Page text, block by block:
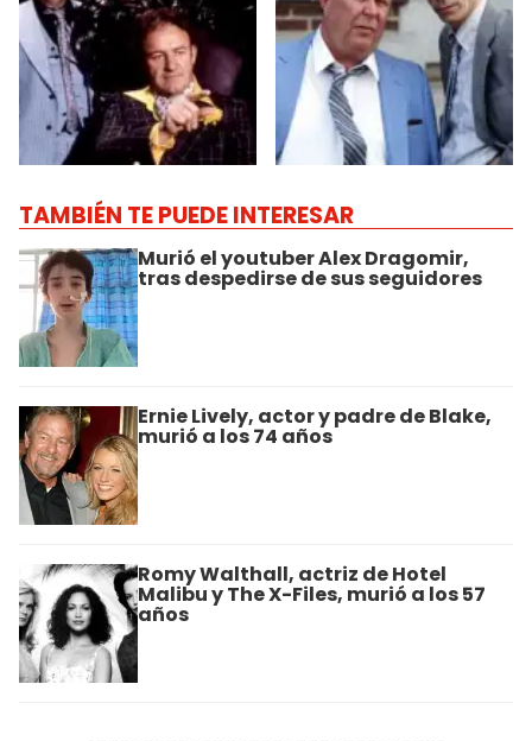
TAMBIÉN TE PUEDE INTERESAR
Murió el youtuber Alex Dragomir,
tras despedirse de sus seguidores
Ernie Lively, actor y padre de Blake,
murió a los 74 años
Romy Walthall, actriz de Hotel
Malibu y The X-Files, murió a los 57
años